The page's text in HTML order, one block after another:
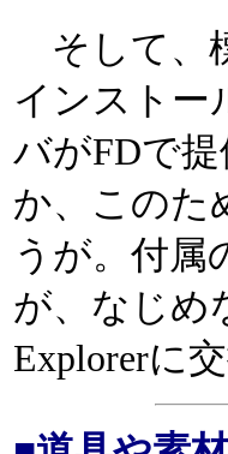
そして、
インストー
バがFDで
か、このた
うが。付属
が、なじめ
Explorerに